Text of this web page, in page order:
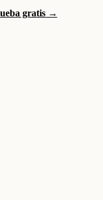
gratis →